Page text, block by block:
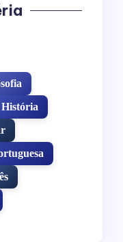
História